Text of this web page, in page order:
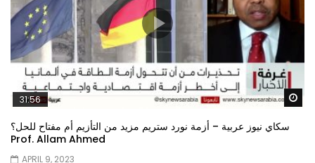
31:56
سكاي نيوز عربية – أزمة نورد ستريم مزيد من التأزيم أم مفتاح للحل؟
Prof. Allam Ahmed
APRIL 9, 2023